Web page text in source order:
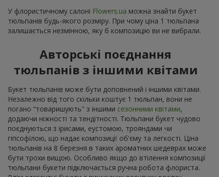
У флористичному салоні Flowers.ua можна знайти букет
тюльпанів будь-якого розміру. При чому ціна 1 тюльпана
залишається незмінною, яку б композицію ви не вибрали.
Авторські поєднання
тюльпанів з іншими квітами
Букет тюльпанів може бути доповнений і іншими квітами.
Незалежно від того скільки коштує 1 тюльпан, вони не
погано “товаришують" з іншими сезонними квітами,
додаючи ніжності та тендітності. Тюльпани букет чудово
поєднуються з ірисами, еустомою, трояндами чи
гіпсофілою, що надає композиції об'єму та легкості. Ціна
тюльпанів на 8 березня в таких ароматних шедеврах може
бути трохи вищою. Особливо якщо до втілення композиції
тюльпани букети підключається ручна робота флориста.